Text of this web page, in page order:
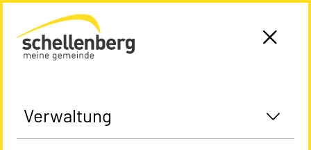
Gemeinde Schellenberg Startseite
Verwaltung